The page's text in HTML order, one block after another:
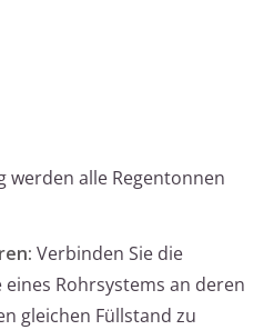
werden alle Regentonnen
Verbinden Sie die
Rohrsystems an deren
gleichen Füllstand zu